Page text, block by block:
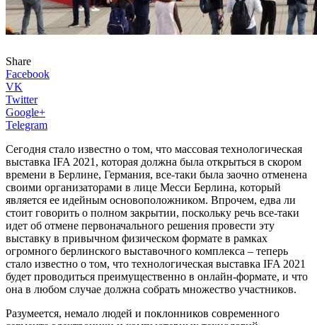
Share
Facebook
VK
Twitter
Google+
Telegram
Сегодня стало известно о том, что массовая технологическая
выставка IFA 2021, которая должна была открыться в скором
времени в Берлине, Германия, все-таки была заочно отменена
своими организаторами в лице Месси Берлина, который
является ее идейным основоположником. Впрочем, едва ли
стоит говорить о полном закрытии, поскольку речь все-таки
идет об отмене первоначального решения провести эту
выставку в привычном физическом формате в рамках
огромного берлинского выставочного комплекса – теперь
стало известно о том, что технологическая выставка IFA 2021
будет проводиться преимущественно в онлайн-формате, и что
она в любом случае должна собрать множество участников.
Разумеется, немало людей и поклонников современного